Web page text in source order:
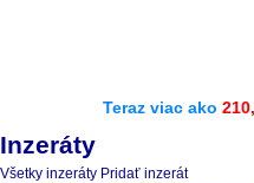
Teraz viac ako
Inzeráty
Všetky inzeráty Pridať inzerát